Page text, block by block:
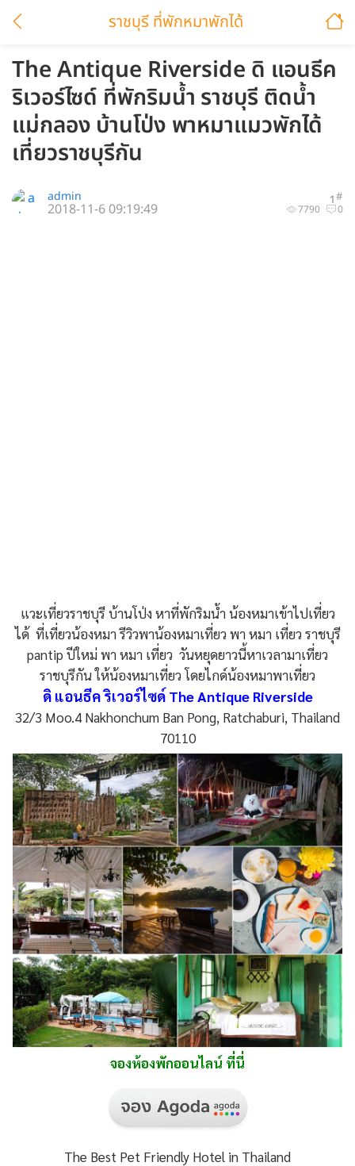
ราชบุรี ที่พักหมาพักได้
The Antique Riverside ดิ แอนธีค
ริเวอร์ไซด์ ที่พักริมน้ำ ราชบุรี ติดน้ำ
แม่กลอง บ้านโป่ง พาหมาแมวพักได้
เที่ยวราชบุรีกัน
1#
admin
7790 0
2018-11-6 09:19:49
แวะเที่ยวราชบุรี บ้านโป่ง หาที่พักริมน้ำ น้องหมาเข้าไปเที่ยว
ได้ ที่เที่ยวน้องหมา รีวิวพาน้องหมาเที่ยว พา หมา เที่ยว ราชบุรี
pantip ปีใหม่ พา หมา เที่ยว วันหยุดยาวนี้หาเวลามาเที่ยว
ราชบุรีกัน ให้น้องหมาเที่ยว โดยไกด์น้องหมาพาเที่ยว
ดิ แอนธีค ริเวอร์ไซด์ The Antique Riverside
32/3 Moo.4 Nakhonchum Ban Pong, Ratchaburi, Thailand
70110
จองห้องพักออนไลน์ ที่นี่
The Best Pet Friendly Hotel in Thailand